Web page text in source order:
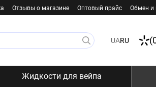
Отзывы о магазине Оптовый прайс Обмен и
UARU
Жидкости для вейпа